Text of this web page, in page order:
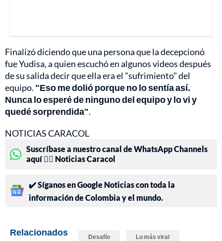
Finalizó diciendo que una persona que la decepcionó
fue Yudisa, a quien escuchó en algunos videos después
de su salida decir que ella era el "sufrimiento" del
equipo. "Eso me dolió porque no lo sentía así.
Nunca lo esperé de ninguno del equipo y lo vi y
quedé sorprendida".
NOTICIAS CARACOL
Suscríbase a nuestro canal de WhatsApp Channels
aquí 👉🏻 Noticias Caracol
✔️ Síganos en Google Noticias con toda la
información de Colombia y el mundo.
Relacionados Desafío Lo más viral